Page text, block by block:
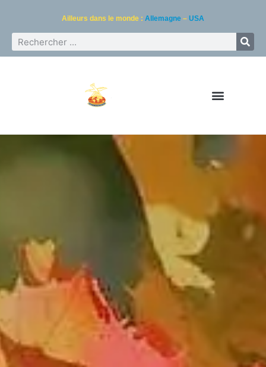
Ailleurs dans le monde : Allemagne – USA